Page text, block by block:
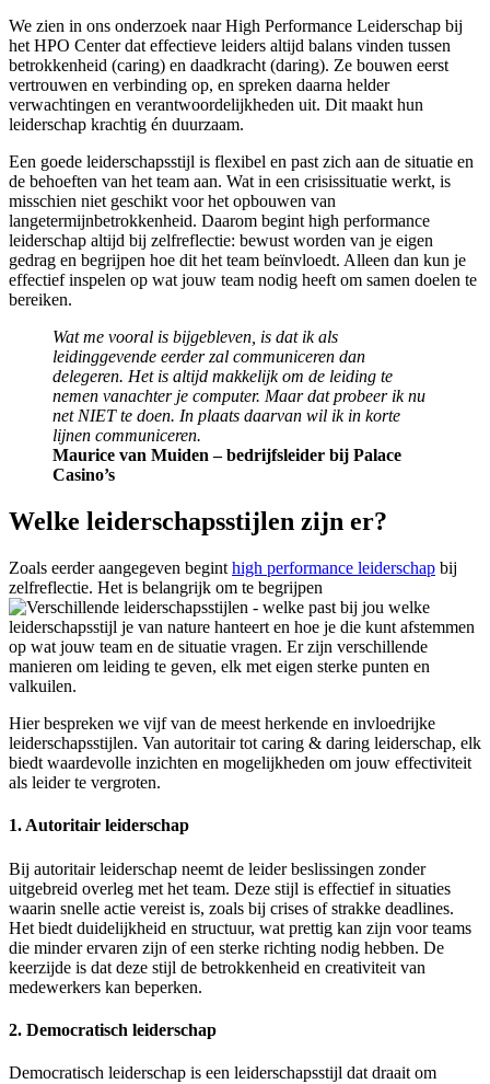
We zien in ons onderzoek naar High Performance Leiderschap bij
het HPO Center dat effectieve leiders altijd balans vinden tussen
betrokkenheid (caring) en daadkracht (daring). Ze bouwen eerst
vertrouwen en verbinding op, en spreken daarna helder
verwachtingen en verantwoordelijkheden uit. Dit maakt hun
leiderschap krachtig én duurzaam.
Een goede leiderschapsstijl is flexibel en past zich aan de situatie en
de behoeften van het team aan. Wat in een crisissituatie werkt, is
misschien niet geschikt voor het opbouwen van
langetermijnbetrokkenheid. Daarom begint high performance
leiderschap altijd bij zelfreflectie: bewust worden van je eigen
gedrag en begrijpen hoe dit het team beïnvloedt. Alleen dan kun je
effectief inspelen op wat jouw team nodig heeft om samen doelen te
bereiken.
Wat me vooral is bijgebleven, is dat ik als
leidinggevende eerder zal communiceren dan
delegeren. Het is altijd makkelijk om de leiding te
nemen vanachter je computer. Maar dat probeer ik nu
net NIET te doen. In plaats daarvan wil ik in korte
lijnen communiceren.
Maurice van Muiden – bedrijfsleider bij Palace
Casino’s
Welke leiderschapsstijlen zijn er?
Zoals eerder aangegeven begint high performance leiderschap bij
zelfreflectie. Het is belangrijk om te begrijpen
welke
leiderschapsstijl je van nature hanteert en hoe je die kunt afstemmen
op wat jouw team en de situatie vragen. Er zijn verschillende
manieren om leiding te geven, elk met eigen sterke punten en
valkuilen.
Hier bespreken we vijf van de meest herkende en invloedrijke
leiderschapsstijlen. Van autoritair tot caring & daring leiderschap, elk
biedt waardevolle inzichten en mogelijkheden om jouw effectiviteit
als leider te vergroten.
1. Autoritair leiderschap
Bij autoritair leiderschap neemt de leider beslissingen zonder
uitgebreid overleg met het team. Deze stijl is effectief in situaties
waarin snelle actie vereist is, zoals bij crises of strakke deadlines.
Het biedt duidelijkheid en structuur, wat prettig kan zijn voor teams
die minder ervaren zijn of een sterke richting nodig hebben. De
keerzijde is dat deze stijl de betrokkenheid en creativiteit van
medewerkers kan beperken.
2. Democratisch leiderschap
Democratisch leiderschap is een leiderschapsstijl dat draait om